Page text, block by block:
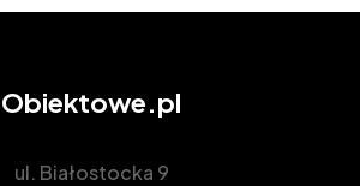
Obiektowe.pl
ul. Białostocka 9